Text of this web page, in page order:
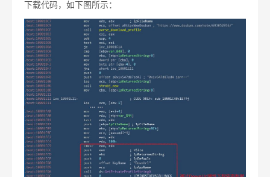
下载代码，如下图所示：